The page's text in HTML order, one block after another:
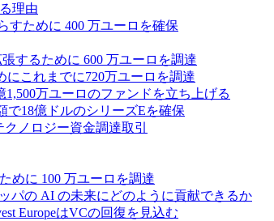
理由
すために 400 万ユーロを確保
するために 600 万ユーロを調達
これまでに720万ユーロを調達
万ユーロのファンドを立ち上げる
で18億ドルのシリーズEを確保
ノロジー資金調達取引
めに 100 万ユーロを調達
パの AI の未来にどのように貢献できるか
EuropeはVCの回復を見込む